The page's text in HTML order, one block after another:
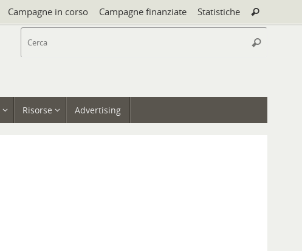
Campagne in corso Campagne finanziate Statistiche Cerca
Cerca
Risorse Advertising